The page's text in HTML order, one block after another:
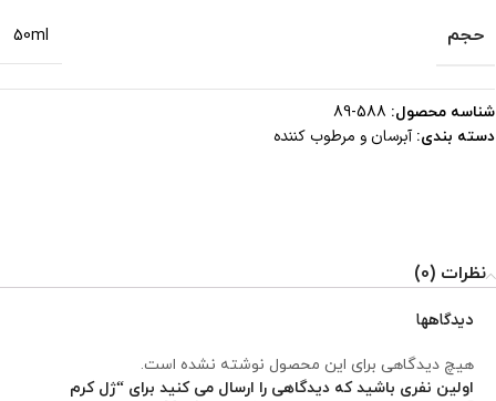
حجم 50ml
شناسه محصول: 588-89
دسته بندی: آبرسان و مرطوب کننده
نظرات (0)
دیدگاهها
هیچ دیدگاهی برای این محصول نوشته نشده است.
اولین نفری باشید که دیدگاهی را ارسال می کنید برای “ژل کرم